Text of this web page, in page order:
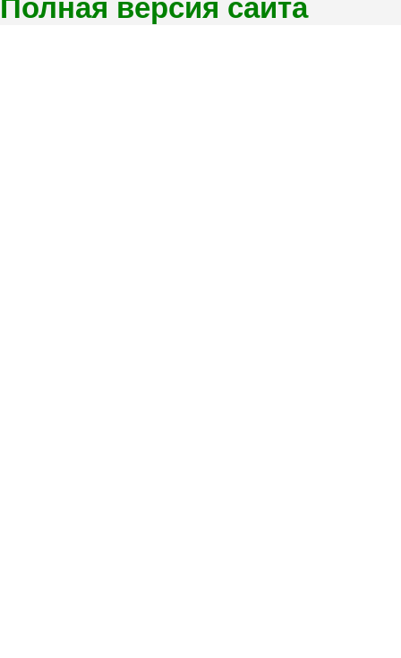
Полная версия сайта